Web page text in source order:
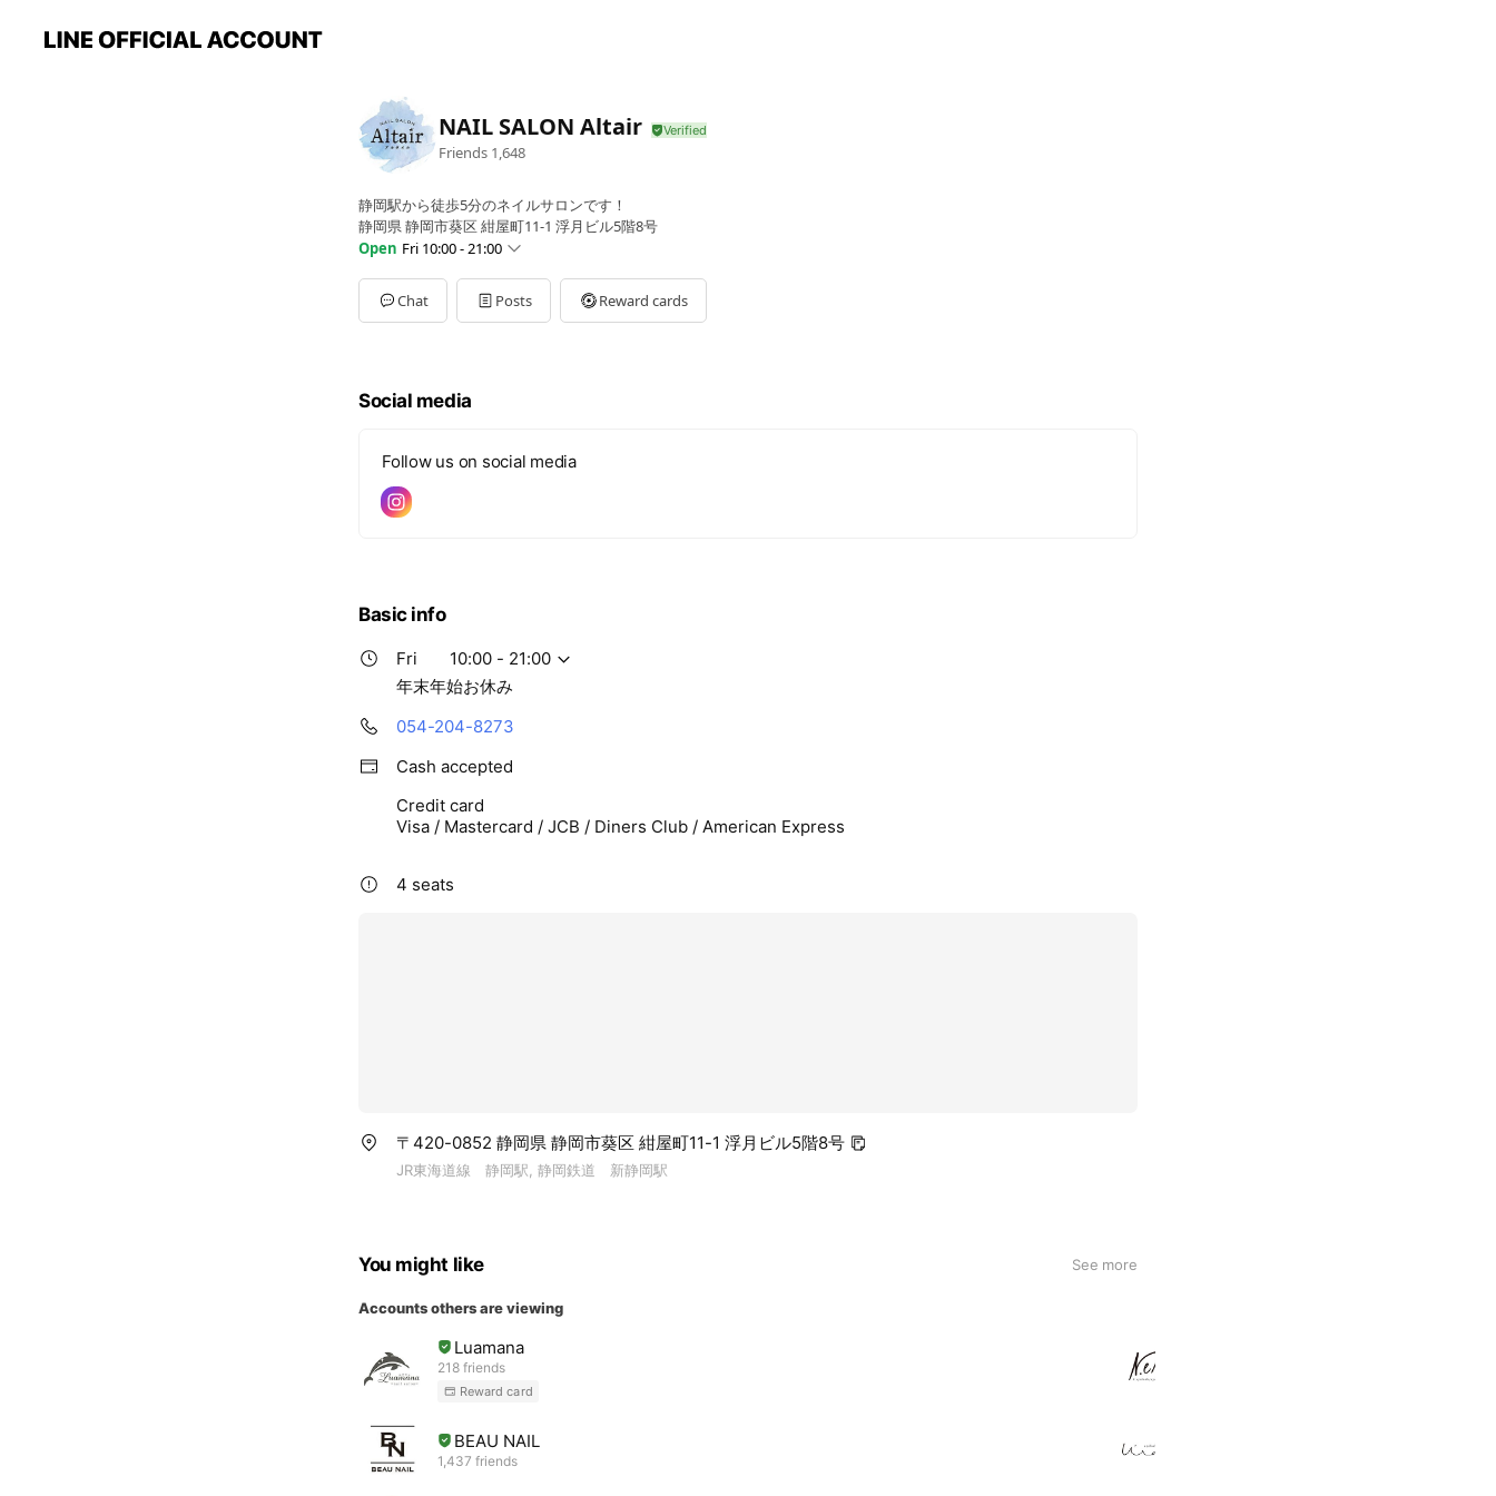
NAIL SALON Altair
Friends 1,648
静岡駅から徒歩5分のネイルサロンです！
静岡県 静岡市葵区 紺屋町11-1 浮月ビル5階8号
Open Fri 10:00 - 21:00
Sun10:00 - 21:00
Mon10:00 - 21:00
Tue
10:00 - 21:00
Sat10:00 - 21:00
Chat Posts Reward cards
Social media
Follow us on social media
Basic info
Fri
10:00 - 21:00
年末年始お休み
054-204-8273
Cash accepted
Credit card
Visa / Mastercard / JCB / Diners Club / American Express
4 seats
〒420-0852 静岡県 静岡市葵区 紺屋町11-1 浮月ビル5階8号
JR東海道線 静岡駅, 静岡鉄道 新静岡駅
You might like See more
Accounts others are viewing
Luamana
218 friends
Reward card
BEAU NAIL
1,437 friends